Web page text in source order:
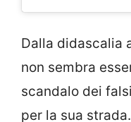
Dalla didascalia
non sembra
scandalo dei
per la sua strada.